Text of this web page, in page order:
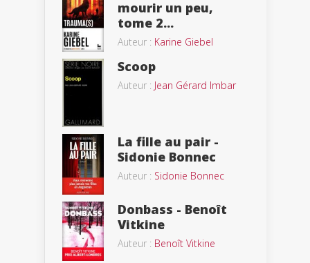
mourir un peu,
tome 2...
Auteur : Karine Giebel
Scoop
Auteur : Jean Gérard Imbar
La fille au pair -
Sidonie Bonnec
Auteur : Sidonie Bonnec
Donbass - Benoît
Vitkine
Auteur : Benoît Vitkine